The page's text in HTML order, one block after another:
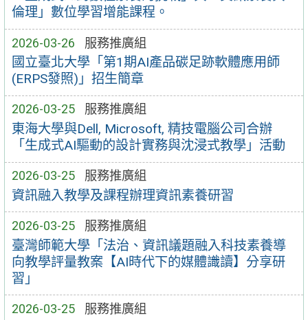
倫理」數位學習增能課程。
2026-03-26 服務推廣組
國立臺北大學「第1期AI產品碳足跡軟體應用師
(ERPS發照)」招生簡章
2026-03-25 服務推廣組
東海大學與Dell, Microsoft, 精技電腦公司合辦
「生成式AI驅動的設計實務與沈浸式教學」活動
2026-03-25 服務推廣組
資訊融入教學及課程辦理資訊素養研習
2026-03-25 服務推廣組
臺灣師範大學「法治、資訊議題融入科技素養導
向教學評量教案【AI時代下的媒體識讀】分享研
習」
2026-03-25 服務推廣組